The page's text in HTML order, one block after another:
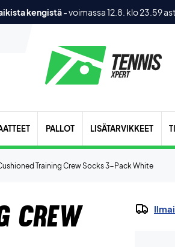
kengistä-voimassa 12.8. klo 23.59
PALLOT LISÄTARVIKKEET
Training Crew Socks 3-Pack White
Crew